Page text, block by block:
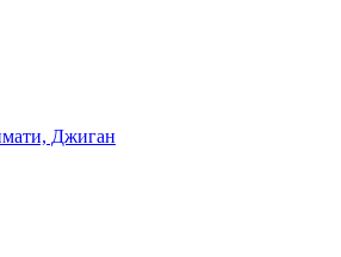
Джиган